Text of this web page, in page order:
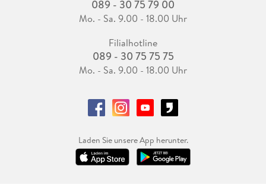
089 - 30 75 79 00
Mo. - Sa. 9.00 - 18.00 Uhr
Filialhotline
089 - 30 75 75 75
Mo. - Sa. 9.00 - 18.00 Uhr
Laden Sie unsere App herunter.